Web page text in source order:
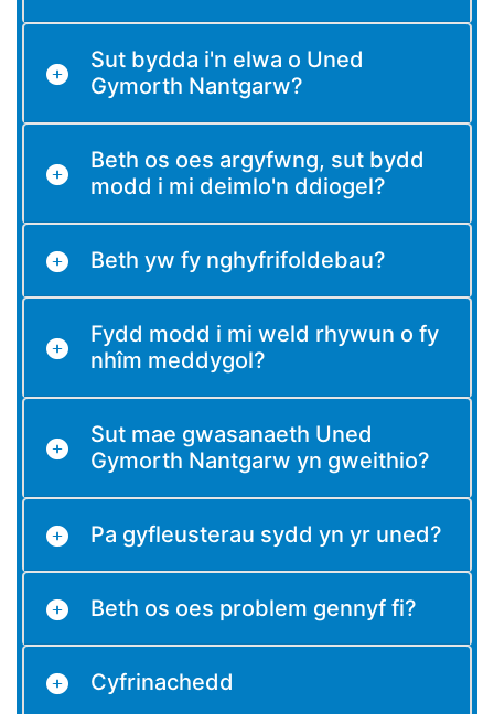
Sut bydda i'n elwa o Uned
Gymorth Nantgarw?
Beth os oes argyfwng, sut bydd
modd i mi deimlo'n ddiogel?
Beth yw fy nghyfrifoldebau?
Fydd modd i mi weld rhywun o fy
nhîm meddygol?
Sut mae gwasanaeth Uned
Gymorth Nantgarw yn gweithio?
Pa gyfleusterau sydd yn yr uned?
Beth os oes problem gennyf fi?
Cyfrinachedd